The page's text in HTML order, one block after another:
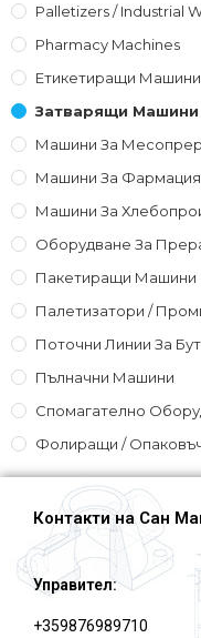
Palletizers / Industrial
Pharmacy Machines
Етикетиращи Машини
Затварящи Машини
Машини За
Машини За
Машини За
Оборудване За
Пакетиращи Машини
Палетизатори /
Поточни Линии За
Пълначни Машини
Спомагателно
Фолиращи /
Контакти на Сан
Управител:
+359876989710